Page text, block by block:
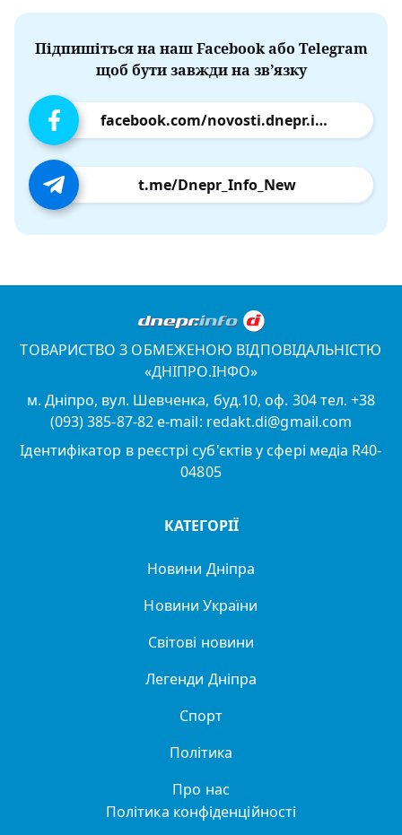
Підпишіться на наш Facebook або Telegram
щоб бути завжди на зв’язку
facebook.com/novosti.dnepr.info
t.me/Dnepr_Info_New
ТОВАРИСТВО З ОБМЕЖЕНОЮ ВІДПОВІДАЛЬНІСТЮ
«ДНІПРО.ІНФО»
м. Дніпро, вул. Шевченка, буд.10, оф. 304 тел. +38
(093) 385-87-82 e-mail: redakt.di@gmail.com
Ідентифікатор в реєстрі суб'єктів у сфері медіа R40-
04805
КАТЕГОРІЇ
Новини Дніпра
Новини України
Світові новини
Легенди Дніпра
Спорт
Політика
Про нас
Політика конфіденційності